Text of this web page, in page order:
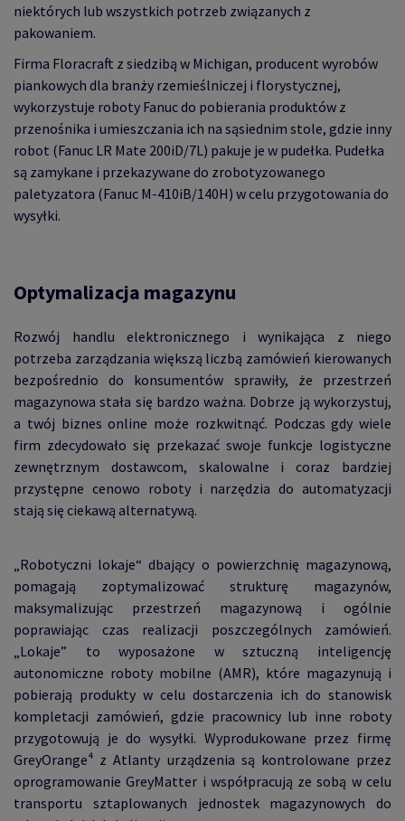
niektórych lub wszystkich potrzeb związanych z
pakowaniem.
Firma Floracraft z siedzibą w Michigan, producent wyrobów
piankowych dla branży rzemieślniczej i florystycznej,
wykorzystuje roboty Fanuc do pobierania produktów z
przenośnika i umieszczania ich na sąsiednim stole, gdzie inny
robot (Fanuc LR Mate 200iD/7L) pakuje je w pudełka. Pudełka
są zamykane i przekazywane do zrobotyzowanego
paletyzatora (Fanuc M-410iB/140H) w celu przygotowania do
wysyłki.
Optymalizacja magazynu
Rozwój handlu elektronicznego i wynikająca z niego
potrzeba zarządzania większą liczbą zamówień kierowanych
bezpośrednio do konsumentów sprawiły, że przestrzeń
magazynowa stała się bardzo ważna. Dobrze ją wykorzystuj,
a twój biznes online może rozkwitnąć. Podczas gdy wiele
firm zdecydowało się przekazać swoje funkcje logistyczne
zewnętrznym dostawcom, skalowalne i coraz bardziej
przystępne cenowo roboty i narzędzia do automatyzacji
stają się ciekawą alternatywą.
„Robotyczni lokaje“ dbający o powierzchnię magazynową,
pomagają zoptymalizować strukturę magazynów,
maksymalizując przestrzeń magazynową i ogólnie
poprawiając czas realizacji poszczególnych zamówień.
„Lokaje” to wyposażone w sztuczną inteligencję
autonomiczne roboty mobilne (AMR), które magazynują i
pobierają produkty w celu dostarczenia ich do stanowisk
kompletacji zamówień, gdzie pracownicy lub inne roboty
przygotowują je do wysyłki. Wyprodukowane przez firmę
GreyOrange⁴ z Atlanty urządzenia są kontrolowane przez
oprogramowanie GreyMatter i współpracują ze sobą w celu
transportu sztaplowanych jednostek magazynowych do